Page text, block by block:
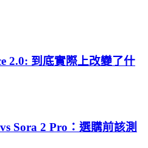
2.0: 到底實際上改變了什
Sora 2 Pro：選購前該測